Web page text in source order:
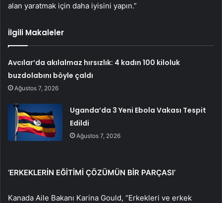
alan yaratmak için daha iyisini yapın.”
İlgili Makaleler
Avcılar’da akılalmaz hırsızlık: 4 kadın 100 kiloluk
buzdolabını böyle çaldı
Ağustos 7, 2026
Uganda’da 3 Yeni Ebola Vakası Tespit
Edildi
Ağustos 7, 2026
‘ERKEKLERİN EĞİTİMİ ÇÖZÜMÜN BİR PARÇASI’
Kanada Aile Bakanı Karina Gould, “Erkekleri ve erkek